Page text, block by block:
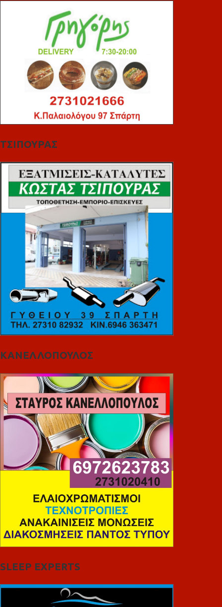
ΤΣΙΠΟΥΡΑΣ
ΚΑΝΕΛΛΟΠΟΥΛΟΣ
SLEEP EXPERTS